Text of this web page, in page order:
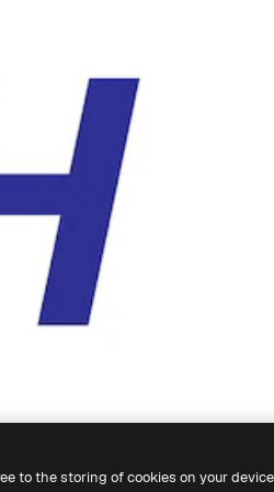
to the storing of cookies on your